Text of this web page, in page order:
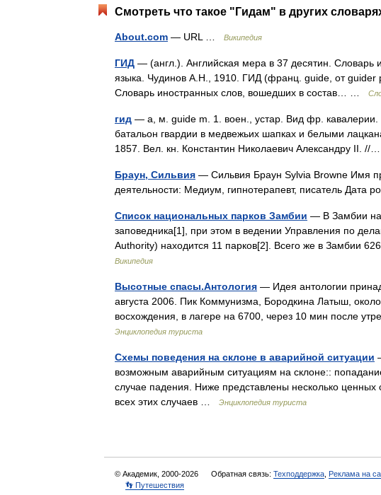
Смотреть что такое "Гидам" в других
About.com — URL … Википедия
ГИД — (англ.). Английская мера в 37 десятин. Словарь
языка. Чудинов А.Н., 1910. ГИД (франц. guide, от guider
Словарь иностранных слов, вошедших в состав… …
гид — а, м. guide m. 1. воен., устар. Вид фр. кавалерии.
батальон гвардии в медвежьих шапках и белыми
1857. Вел. кн. Константин Николаевич Александру II.
Браун, Сильвия — Сильвия Браун Sylvia Browne Имя
деятельности: Медиум, гипнотерапевт, писатель Дата
Список национальных парков Замбии — В Замбии
заповедника[1], при этом в ведении Управления по
Authority) находится 11 парков[2]. Всего же в Замбии
Википедия
Высотные спасы.Антология — Идея антологии
августа 2006. Пик Коммунизма, Бородкина Латыш,
восхождения, в лагере на 6700, через 10 мин после
Энциклопедия туриста
Схемы поведения на склоне в аварийной ситуации
возможным аварийным ситуациям на склоне::
случае падения. Ниже представлены несколько
всех этих случаев …
Энциклопедия туриста
© Академик, 2000-2026 Обратная связь: Техподдержка Реклама на
👣 Путешествия